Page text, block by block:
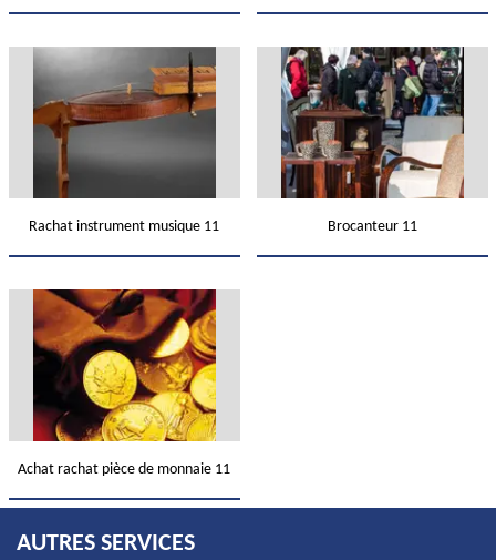
Rachat instrument musique 11 Brocanteur 11
Achat rachat pièce de monnaie 11
AUTRES SERVICES